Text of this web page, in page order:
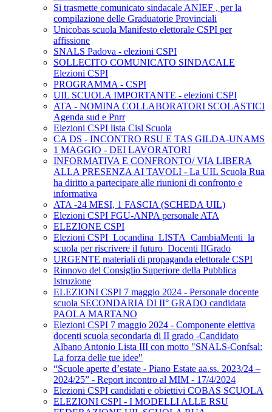
Si trasmette comunicato sindacale ANIEF , per la
compilazione delle Graduatorie Provinciali
Unicobas scuola Manifesto elettorale CSPI per
affissione
SNALS Padova - elezioni CSPI
SOLLECITO COMUNICATO SINDACALE
Elezioni CSPI
PROGRAMMA - CSPI
UIL SCUOLA IMPORTANTE - elezioni CSPI
ATA - NOMINA COLLABORATORI SCOLASTICI
Agenda sud e Pnrr
Elezioni CSPI lista Cisl Scuola
CA DS - INCONTRO RSU E TAS GILDA-UNAMS
1 MAGGIO - DEI LAVORATORI
INFORMATIVA E CONFRONTO/ VIA LIBERA
ALLA PRESENZA AI TAVOLI - La UIL Scuola Rua
ha diritto a partecipare alle riunioni di confronto e
informativa
ATA -24 MESI, 1 FASCIA (SCHEDA UIL)
Elezioni CSPI FGU-ANPA personale ATA
ELEZIONE CSPI
Elezioni CSPI_Locandina_LISTA_CambiaMenti_la
scuola per riscrivere il futuro_Docenti IIGrado
URGENTE materiali di propaganda elettorale CSPI
Rinnovo del Consiglio Superiore della Pubblica
Istruzione
ELEZIONI CSPI 7 maggio 2024 - Personale docente
scuola SECONDARIA DI II° GRADO candidata
PAOLA MARTANO
Elezioni CSPI 7 maggio 2024 - Componente elettiva
docenti scuola secondaria di II grado -Candidato
Albano Antonio Lista III con motto "SNALS-Confsal:
La forza delle tue idee"
“Scuole aperte d’estate - Piano Estate aa.ss. 2023/24 –
2024/25” - Report incontro al MIM - 17/4/2024
Elezioni CSPI candidati e obiettivi COBAS SCUOLA
ELEZIONI CSPI - I MODELLI ALLE RSU